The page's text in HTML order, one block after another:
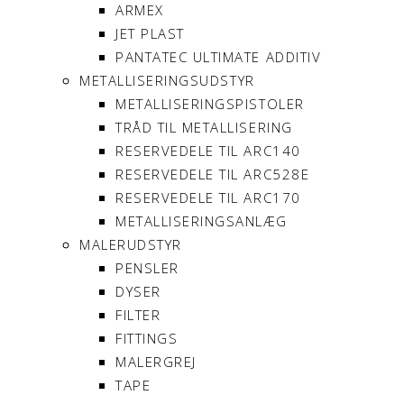
ARMEX
JET PLAST
PANTATEC ULTIMATE ADDITIV
METALLISERINGSUDSTYR
METALLISERINGSPISTOLER
TRÅD TIL METALLISERING
RESERVEDELE TIL ARC140
RESERVEDELE TIL ARC528E
RESERVEDELE TIL ARC170
METALLISERINGSANLÆG
MALERUDSTYR
PENSLER
DYSER
FILTER
FITTINGS
MALERGREJ
TAPE